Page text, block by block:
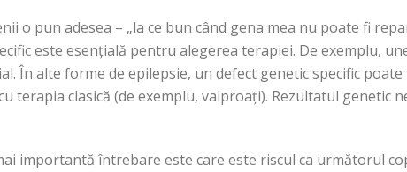
o pun adesea – „la ce bun când gena mea nu poate fi
este esențială pentru alegerea terapiei. De exemplu,
În alte forme de epilepsie, un defect genetic specific poate
terapia clasică (de exemplu, valproați). Rezultatul genetic
importantă întrebare este care este riscul ca următorul